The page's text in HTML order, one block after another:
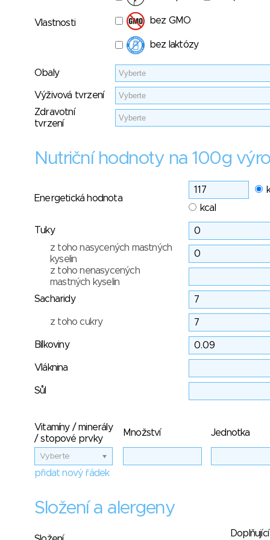
Vlastnosti bez GMO
bez laktózy
Obaly
Výživová tvrzení
Zdravotní
tvrzení
Nutriční hodnoty na 100g
Energetická hodnota
kcal
Tuky
z toho nasycených mastných
kyselin
z toho nenasycených
mastných kyselin
Sacharidy
z toho cukry
Bílkoviny
Vláknina
Sůl
Vitamíny / minerály
/ stopové prvky
Množství Jednotka
Vyberte
přidat nový řádek
Složení a alergeny
Doplňující